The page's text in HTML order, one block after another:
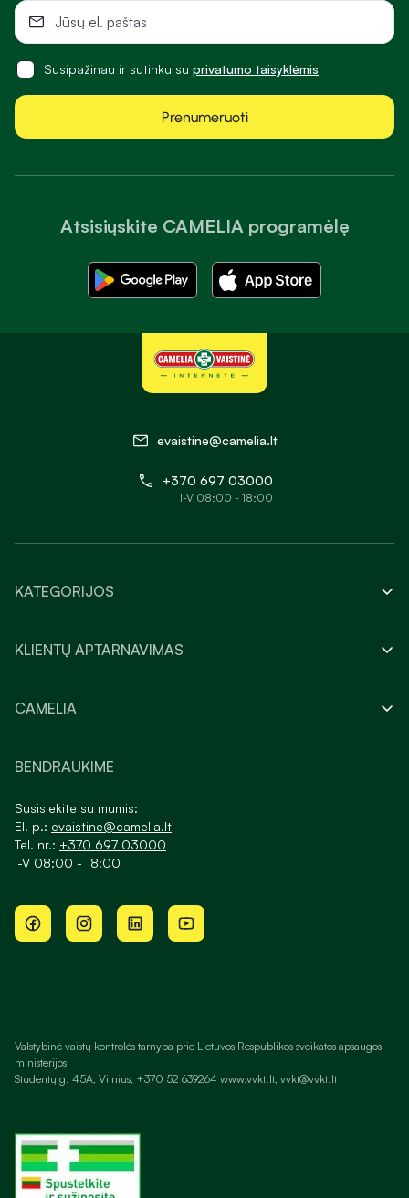
Atsisiųskite CAMELIA programėlę
Susipažinau ir sutinku su privatumo taisyklėmis
Prenumeruoti
evaistine@camelia.lt
+370 697 03000
I-V 08:00 - 18:00
KATEGORIJOS
KLIENTŲ APTARNAVIMAS
CAMELIA
BENDRAUKIME
Susisiekite su mumis:
El. p.: evaistine@camelia.lt
Tel. nr.: +370 697 03000
I-V 08:00 - 18:00
Valstybinė vaistų kontrolės tarnyba prie Lietuvos Respublikos sveikatos apsaugos
ministerijos
Studentų g. 45A, Vilnius, +370 52 639264 www.vvkt.lt, vvkt@vvkt.lt